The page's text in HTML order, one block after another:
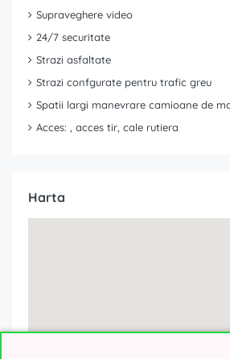
Supraveghere video
24/7 securitate
Strazi asfaltate
Strazi confgurate pentru trafic greu
Spatii largi manevrare camioane de
Acces: , acces tir, cale rutiera
Harta